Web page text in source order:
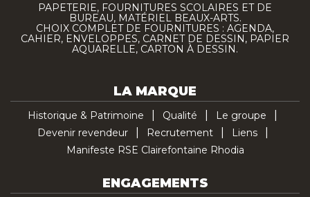
PAPETERIE, FOURNITURES SCOLAIRES ET DE
BUREAU, MATÉRIEL BEAUX-ARTS.
CHOIX COMPLET DE FOURNITURES : AGENDA,
CAHIER, ENVELOPPES, CARNET DE DESSIN, PAPIER
AQUARELLE, CARTON À DESSIN.
LA MARQUE
Historique & Patrimoine Qualité
Le groupe
Devenir revendeur
Recrutement
Liens
Manifeste RSE Clairefontaine Rhodia
ENGAGEMENTS